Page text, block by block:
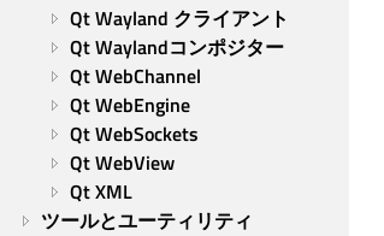
Qt Wayland クライアント
Qt Waylandコンポジター
Qt WebChannel
Qt WebEngine
Qt WebSockets
Qt WebView
Qt XML
ツールとユーティリティ